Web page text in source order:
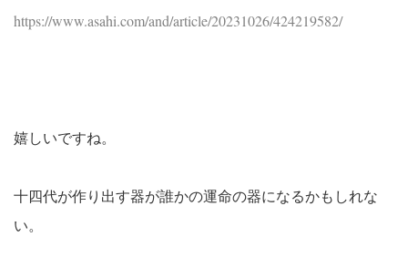
https://www.asahi.com/and/article/20231026/424219582/
嬉しいですね。
十四代が作り出す器が誰かの運命の器になるかもしれな
い。